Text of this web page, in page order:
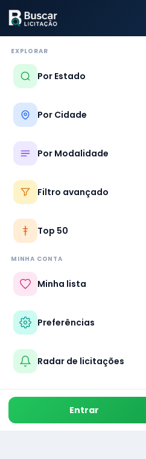
EXPLORAR
Por Estado
Por Cidade
Por Modalidade
Filtro avançado
Top 50
MINHA CONTA
Minha lista
Preferências
Radar de licitações
Entrar